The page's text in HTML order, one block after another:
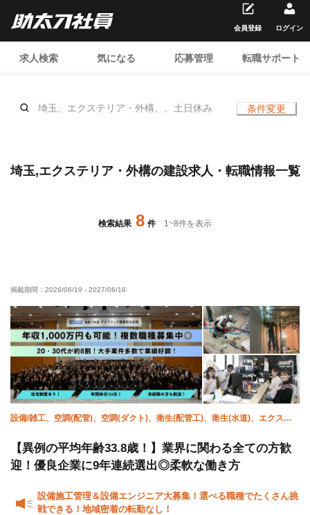
求人検索 気になる 応募管理 転職サポート
会員登録 ログイン
埼玉、エクステリア・外構、、土日休み 条件変更
埼玉,エクステリア・外構の建設求人・転職情報一覧
検索結果 8 件 1~8件を表示
掲載期間： 2026/06/19 - 2027/06/18
設備/雑工、空調(配管)、空調(ダクト)、衛生(配管工)、衛生(水道)、エクステ
工事)
【異例の平均年齢33.8歳！】業界に関わる全ての方歓
迎！優良企業に9年連続選出◎柔軟な働き方
設備施工管理＆設備エンジニア大募集！選べる職種でたくさん挑
戦できる！地域密着の転勤なし！